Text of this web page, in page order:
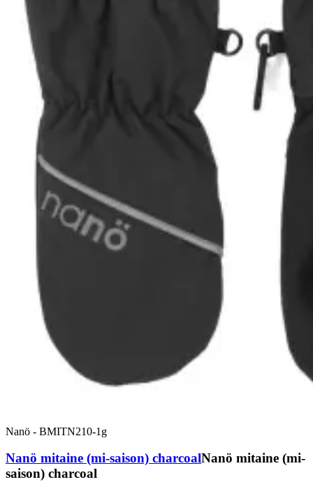
Nanö - BMITN210-1g
Nanö mitaine (mi-saison) charcoalNanö mitaine (mi-
saison) charcoal